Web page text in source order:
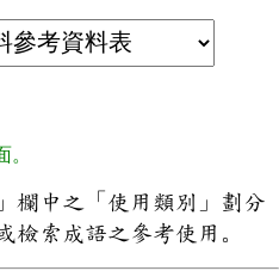
欄中之「使用類別」劃分
檢索成語之參考使用。